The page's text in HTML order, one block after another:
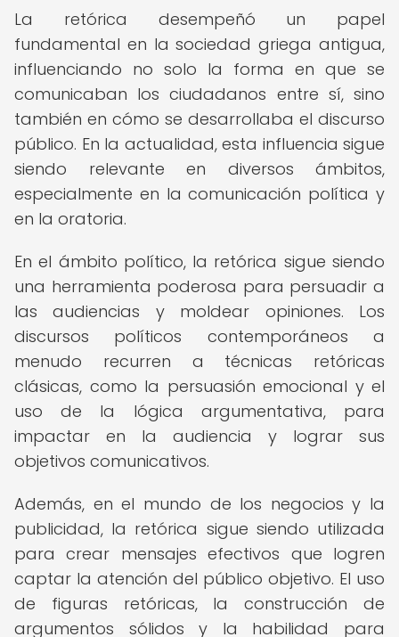
La retórica desempeñó un papel
fundamental en la sociedad griega antigua,
influenciando no solo la forma en que se
comunicaban los ciudadanos entre sí, sino
también en cómo se desarrollaba el discurso
público. En la actualidad, esta influencia sigue
siendo relevante en diversos ámbitos,
especialmente en la comunicación política y
en la oratoria.
En el ámbito político, la retórica sigue siendo
una herramienta poderosa para persuadir a
las audiencias y moldear opiniones. Los
discursos políticos contemporáneos a
menudo recurren a técnicas retóricas
clásicas, como la persuasión emocional y el
uso de la lógica argumentativa, para
impactar en la audiencia y lograr sus
objetivos comunicativos.
Además, en el mundo de los negocios y la
publicidad, la retórica sigue siendo utilizada
para crear mensajes efectivos que logren
captar la atención del público objetivo. El uso
de figuras retóricas, la construcción de
argumentos sólidos y la habilidad para